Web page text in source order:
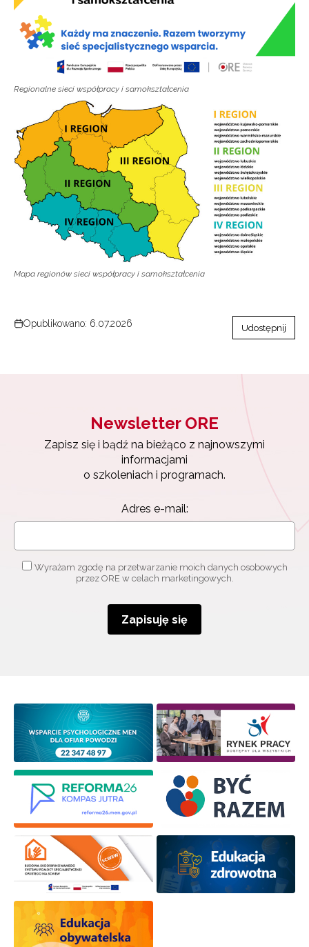
Regionalne sieci współpracy i samokształcenia
Mapa regionów sieci współpracy i samokształcenia
Opublikowano: 6.07.2026 Udostępnij
Newsletter ORE
Zapisz się i bądź na bieżąco z najnowszymi
informacjami
o szkoleniach i programach.
Adres e-mail:
Wyrażam zgodę na przetwarzanie moich danych osobowych
przez ORE w celach marketingowych.
Zapisuję się
Wyrażam zgodę na przetwarzanie moich danych
osobowych przez ORE w celach marketingowych.
Zapisuję się